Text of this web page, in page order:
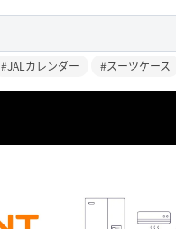
#JALカレンダー #スーツケース